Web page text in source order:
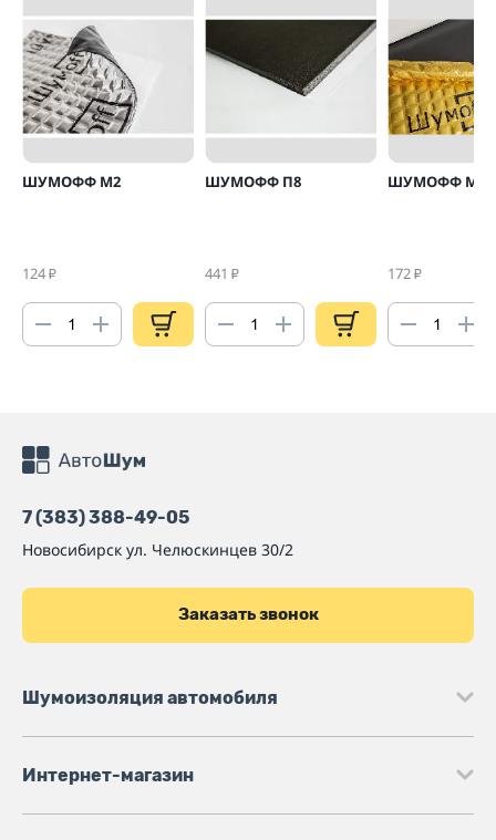
ШУМОФФ М2
124 ₽
ШУМОФФ П8
441 ₽
ШУМОФФ М4
172 ₽
7 (383) 388-49-05
Новосибирск ул. Челюскинцев 30/2
Заказать звонок
Шумоизоляция автомобиля
Интернет-магазин